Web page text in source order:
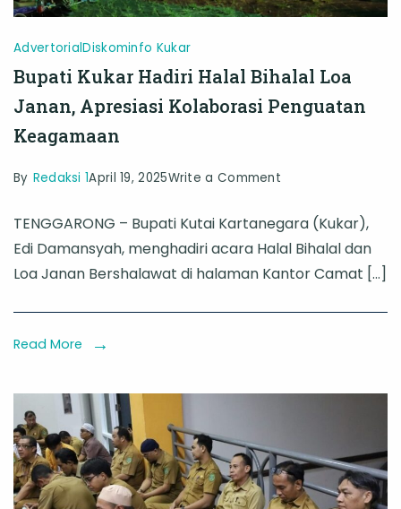
AdvertorialDiskominfo Kukar
Bupati Kukar Hadiri Halal Bihalal Loa
Janan, Apresiasi Kolaborasi Penguatan
Keagamaan
By Redaksi 1April 19, 2025Write a Comment
Kukar
Hadiri
Halal
Bihalal
Apresiasi
Penguatan
Keagamaan
TENGGARONG – Bupati Kutai Kartanegara (Kukar),
Edi Damansyah, menghadiri acara Halal Bihalal dan
Loa Janan Bershalawat di halaman Kantor Camat […]
Read More